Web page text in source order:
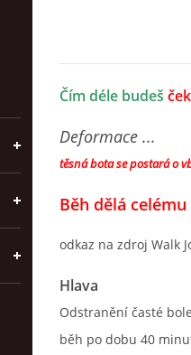
Čím déle budeš
Deformace ...
těsná bota se postará o
Běh dělá
odkaz na zdroj Walk
Hlava
Odstranění časté
běh po dobu 40